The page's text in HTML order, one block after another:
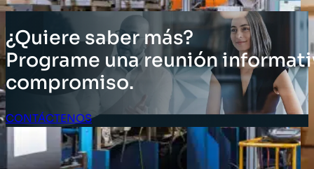
¿Quiere saber más?
Programe una reunión
compromiso.
CONTÁCTENOS
Acceso Clientes